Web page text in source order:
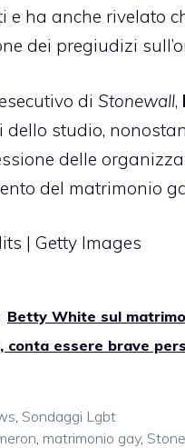
e ha anche rivelato
dei pregiudizi
di Stonewall,
studio,
delle
del matrimonio
| Getty Images
Betty White sul
conta essere brave
Sondaggi Lgbt
matrimonio gay,